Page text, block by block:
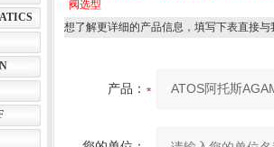
阀选型
想了解更详细的产品信息，填写下表直接与
产品：